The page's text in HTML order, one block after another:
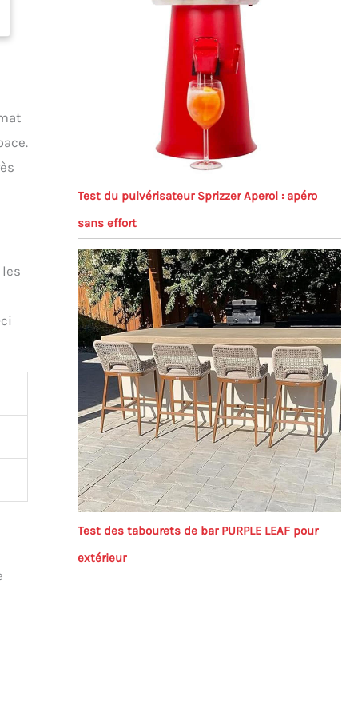
Test du pulvérisateur Sprizzer Aperol : apéro
sans effort
Test des tabourets de bar PURPLE LEAF pour
extérieur